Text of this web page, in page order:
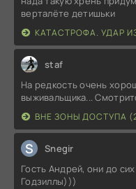
верталёте детишьки
КАТАСТРОФА. УДАР
staf
На редкость очень
выживальщика...
ВНЕ ЗОНЫ ДОСТУПА
S Snegir
Гость Андрей, они до
Годзиллы)))